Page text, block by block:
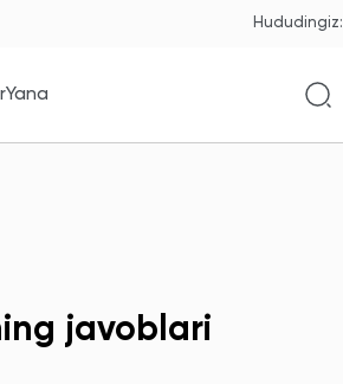
Hududingiz:
Yana
javoblari